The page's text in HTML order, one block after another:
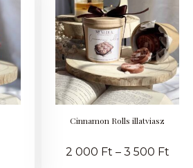
Cinnamon Rolls illatviasz
2 000 Ft – 3 500 Ft